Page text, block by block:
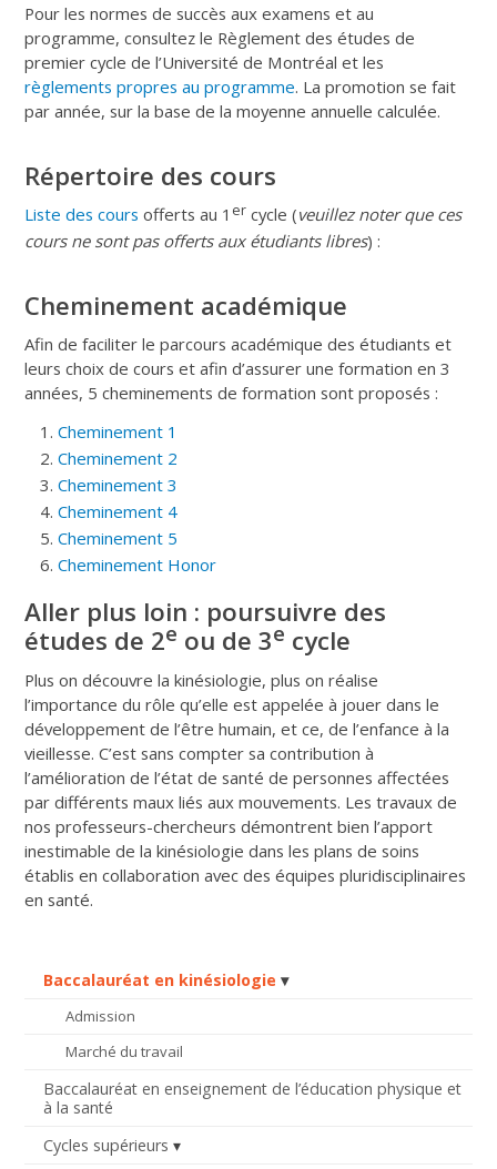
Baccalauréat en kinésiologie
Admission
Marché du travail
Baccalauréat en enseignement de l’éducation physique et
à la santé
Cycles supérieurs
Pour les normes de succès aux examens et au
programme, consultez le Règlement des études de
premier cycle de l’Université de Montréal et les
règlements propres au programme. La promotion se fait
par année, sur la base de la moyenne annuelle calculée.
Répertoire des cours
Liste des cours offerts au 1 er cycle (veuillez noter que ces
cours ne sont pas offerts aux étudiants libres) :
Cheminement académique
Afin de faciliter le parcours académique des étudiants et
leurs choix de cours et afin d’assurer une formation en 3
années, 5 cheminements de formation sont proposés :
Cheminement 1
Cheminement 2
Cheminement 3
Cheminement 4
Cheminement 5
Cheminement Honor
Aller plus loin : poursuivre des
études de 2e ou de 3e cycle
Plus on découvre la kinésiologie, plus on réalise
l’importance du rôle qu’elle est appelée à jouer dans le
développement de l’être humain, et ce, de l’enfance à la
vieillesse. C’est sans compter sa contribution à
l’amélioration de l’état de santé de personnes affectées
par différents maux liés aux mouvements. Les travaux de
nos professeurs-chercheurs démontrent bien l’apport
inestimable de la kinésiologie dans les plans de soins
établis en collaboration avec des équipes pluridisciplinaires
en santé.